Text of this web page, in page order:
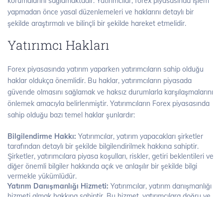
yapmadan önce yasal düzenlemeleri ve haklarını detaylı bir
şekilde araştırmalı ve bilinçli bir şekilde hareket etmelidir.
Yatırımcı Hakları
Forex piyasasında yatırım yaparken yatırımcıların sahip olduğu
haklar oldukça önemlidir. Bu haklar, yatırımcıların piyasada
güvende olmasını sağlamak ve haksız durumlarla karşılaşmalarını
önlemek amacıyla belirlenmiştir. Yatırımcıların Forex piyasasında
sahip olduğu bazı temel haklar şunlardır:
Bilgilendirme Hakkı: Yatırımcılar, yatırım yapacakları şirketler
tarafından detaylı bir şekilde bilgilendirilmek hakkına sahiptir.
Şirketler, yatırımcılara piyasa koşulları, riskler, getiri beklentileri ve
diğer önemli bilgiler hakkında açık ve anlaşılır bir şekilde bilgi
vermekle yükümlüdür.
Yatırım Danışmanlığı Hizmeti: Yatırımcılar, yatırım danışmanlığı